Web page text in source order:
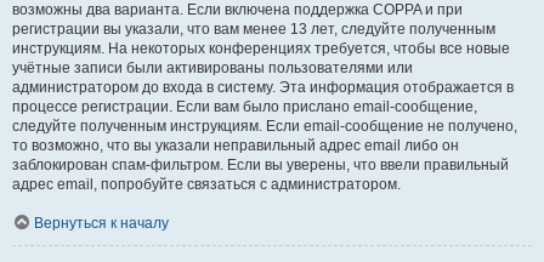
возможны два варианта. Если включена поддержка COPPA и при
регистрации вы указали, что вам менее 13 лет, следуйте полученным
инструкциям. На некоторых конференциях требуется, чтобы все новые
учётные записи были активированы пользователями или
администратором до входа в систему. Эта информация отображается в
процессе регистрации. Если вам было прислано email-сообщение,
следуйте полученным инструкциям. Если email-сообщение не получено,
то возможно, что вы указали неправильный адрес email либо он
заблокирован спам-фильтром. Если вы уверены, что ввели правильный
адрес email, попробуйте связаться с администратором.
Вернуться к началу